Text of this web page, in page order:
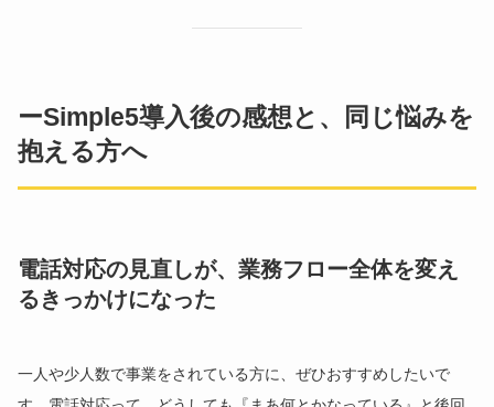
ーSimple5導入後の感想と、同じ悩みを
抱える方へ
電話対応の見直しが、業務フロー全体を変え
るきっかけになった
一人や少人数で事業をされている方に、ぜひおすすめしたいで